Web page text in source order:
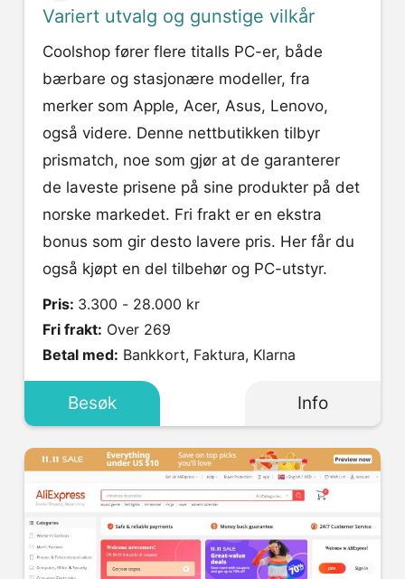
Variert utvalg og gunstige vilkår
Coolshop fører flere titalls PC-er, både
bærbare og stasjonære modeller, fra
merker som Apple, Acer, Asus, Lenovo,
også videre. Denne nettbutikken tilbyr
prismatch, noe som gjør at de garanterer
de laveste prisene på sine produkter på det
norske markedet. Fri frakt er en ekstra
bonus som gir desto lavere pris. Her får du
også kjøpt en del tilbehør og PC-utstyr.
Pris: 3.300 - 28.000 kr
Fri frakt: Over 269
Betal med: Bankkort, Faktura, Klarna
Besøk Info